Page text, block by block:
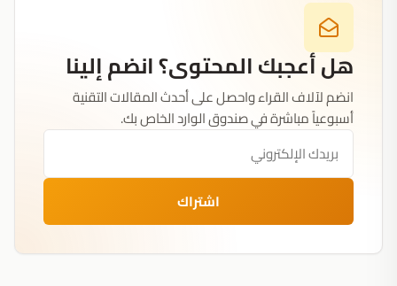
هل أعجبك المحتوى؟ انضم إلينا
انضم لآلاف القراء واحصل على أحدث المقالات التقنية
أسبوعياً مباشرة في صندوق الوارد الخاص بك.
اشتراك